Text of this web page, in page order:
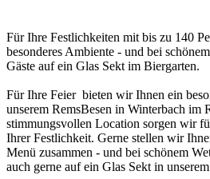
Für Ihre Festlichkeiten mit bis zu 140
besonderes Ambiente - und bei
Gäste auf ein Glas Sekt im Biergarten.
Für Ihre Feier bieten wir Ihnen ein
unserem RemsBesen in Winterbach im
stimmungsvollen Location sorgen wir
Ihrer Festlichkeit. Gerne stellen wir
Menü zusammen - und bei schönem
auch gerne auf ein Glas Sekt in